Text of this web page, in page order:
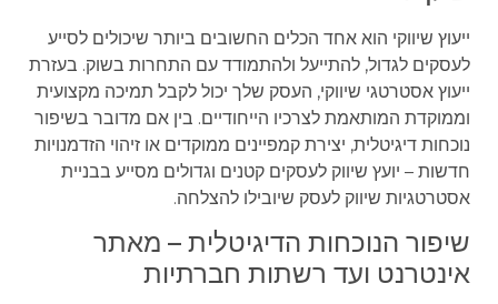
ייעוץ שיווקי הוא אחד הכלים החשובים ביותר שיכולים לסייע
לעסקים לגדול, להתייעל ולהתמודד עם התחרות בשוק. בעזרת
ייעוץ אסטרטגי שיווקי, העסק שלך יכול לקבל תמיכה מקצועית
וממוקדת המותאמת לצרכיו הייחודיים. בין אם מדובר בשיפור
נוכחות דיגיטלית, יצירת קמפיינים ממוקדים או זיהוי הזדמנויות
חדשות – יועץ שיווק לעסקים קטנים וגדולים מסייע בבניית
אסטרטגיות שיווק לעסק שיובילו להצלחה.
שיפור הנוכחות הדיגיטלית – מאתר
אינטרנט ועד רשתות חברתיות